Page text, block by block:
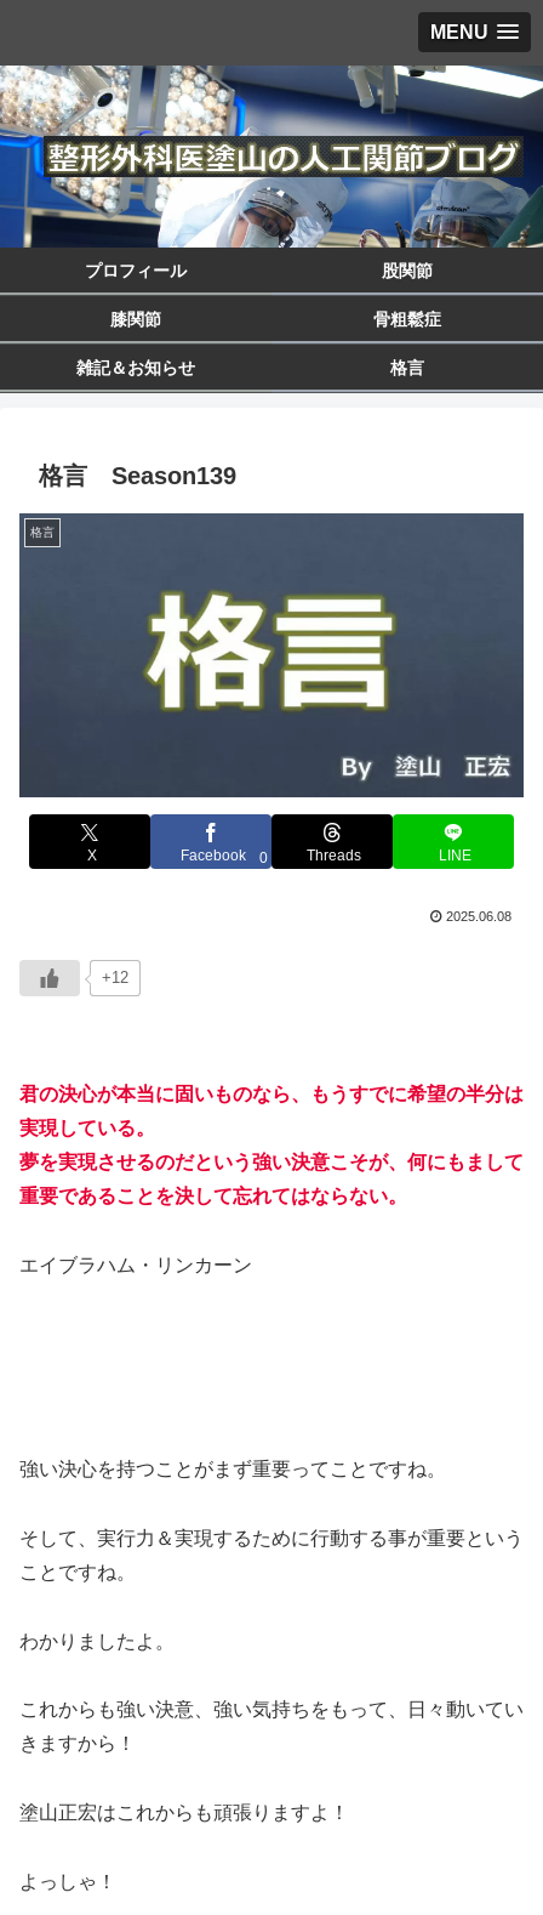
MENU
プロフィール 股関節
膝関節 骨粗鬆症
雑記＆お知らせ 格言
格言 Season139
格言
X Facebook 0 Threads LINE
2025.06.08
+12
君の決心が本当に固いものなら、もうすでに希望の半分は
実現している。
夢を実現させるのだという強い決意こそが、何にもまして
重要であることを決して忘れてはならない。
エイブラハム・リンカーン
強い決心を持つことがまず重要ってことですね。
そして、実行力＆実現するために行動する事が重要という
ことですね。
わかりましたよ。
これからも強い決意、強い気持ちをもって、日々動いてい
きますから！
塗山正宏はこれからも頑張りますよ！
よっしゃ！